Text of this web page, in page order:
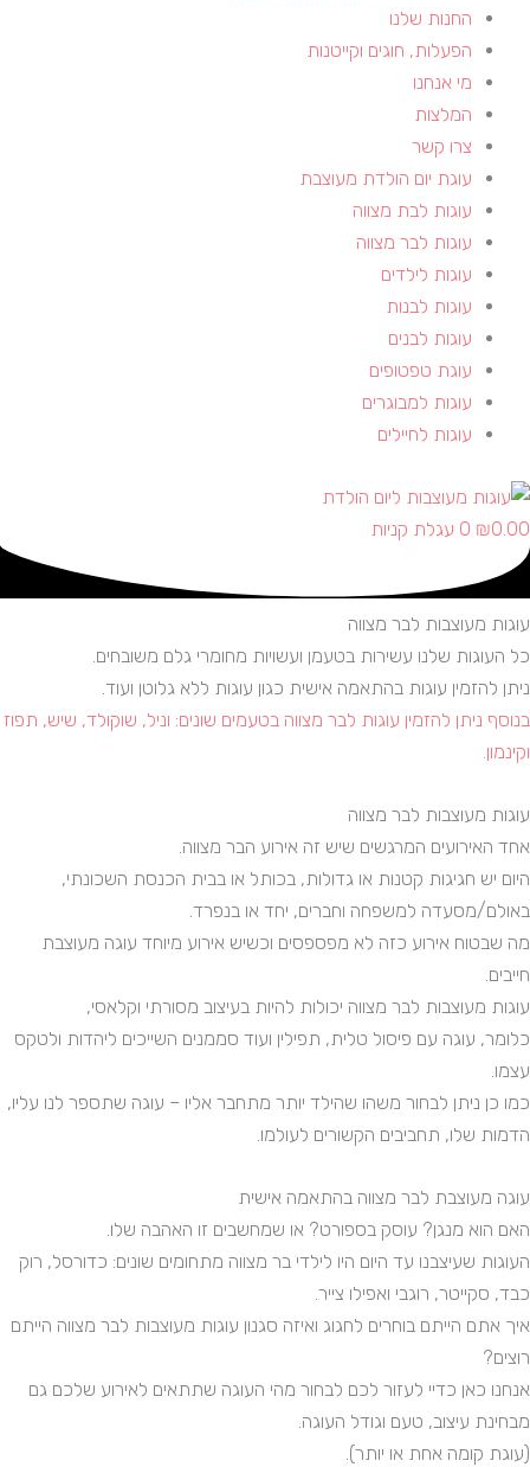
החנות שלנו
הפעלות, חוגים וקייטנות​
מי אנחנו
המלצות
צרו קשר
עוגת יום הולדת מעוצבת
עוגות לבת מצווה
עוגות לבר מצווה
עוגות לילדים
עוגות לבנות
עוגות לבנים
עוגת טפטופים
עוגות למבוגרים
עוגות לחיילים
₪0.00
0 עגלת קניות
עוגות מעוצבות לבר מצווה
כל העוגות שלנו עשירות בטעמן ועשויות מחומרי גלם משובחים.
ניתן להזמין עוגות בהתאמה אישית כגון עוגות ללא גלוטן ועוד.
בנוסף ניתן להזמין עוגות לבר מצווה בטעמים שונים: וניל, שוקולד, שיש, תפוז
וקינמון.
עוגות מעוצבות לבר מצווה
אחד האירועים המרגשים שיש זה אירוע הבר מצווה.
היום יש חגיגות קטנות או גדולות, בכותל או בבית הכנסת השכונתי,
באולם/מסעדה למשפחה וחברים, יחד או בנפרד.
מה שבטוח אירוע כזה לא מפספסים וכשיש אירוע מיוחד עוגה מעוצבת
חייבים.
עוגות מעוצבות לבר מצווה יכולות להיות בעיצוב מסורתי וקלאסי,
כלומר, עוגה עם פיסול טלית, תפילין ועוד סממנים השייכים ליהדות ולטקס
עצמו.
כמו כן ניתן לבחור משהו שהילד יותר מתחבר אליו – עוגה שתספר לנו עליו,
הדמות שלו, תחביבים הקשורים לעולמו.
עוגה מעוצבת לבר מצווה בהתאמה אישית
האם הוא מנגן? עוסק בספורט? או שמחשבים זו האהבה שלו.
העוגות שעיצבנו עד היום היו לילדי בר מצווה מתחומים שונים: כדורסל, רוק
כבד, סקייטר, רוגבי ואפילו צייר.
איך אתם הייתם בוחרים לחגוג ואיזה סגנון עוגות מעוצבות לבר מצווה הייתם
רוצים?
אנחנו כאן כדיי לעזור לכם לבחור מהי העוגה שתתאים לאירוע שלכם גם
מבחינת עיצוב, טעם וגודל העוגה.
(עוגת קומה אחת או יותר).